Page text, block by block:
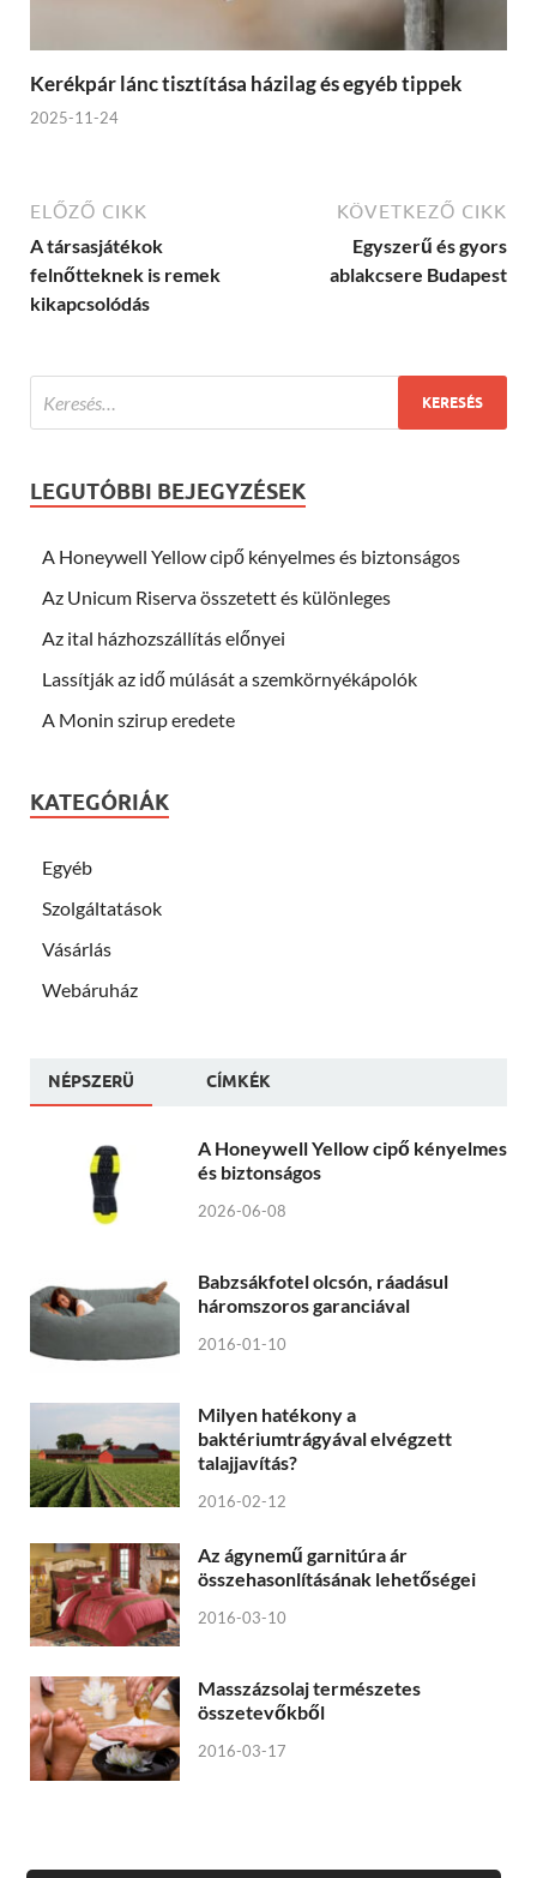
Kerékpár lánc tisztítása házilag és egyéb tippek
2025-11-24
ELŐZŐ CIKK
A társasjátékok
felnőtteknek is remek
kikapcsolódás
KÖVETKEZŐ CIKK
Egyszerű és gyors
ablakcsere Budapest
LEGUTÓBBI BEJEGYZÉSEK
A Honeywell Yellow cipő kényelmes és biztonságos
Az Unicum Riserva összetett és különleges
Az ital házhozszállítás előnyei
Lassítják az idő múlását a szemkörnyékápolók
A Monin szirup eredete
KATEGÓRIÁK
Egyéb
Szolgáltatások
Vásárlás
Webáruház
NÉPSZERÜ CÍMKÉK
A Honeywell Yellow cipő kényelmes
és biztonságos
2026-06-08
Babzsákfotel olcsón, ráadásul
háromszoros garanciával
2016-01-10
Milyen hatékony a
baktériumtrágyával elvégzett
talajjavítás?
2016-02-12
Az ágynemű garnitúra ár
összehasonlításának lehetőségei
2016-03-10
Masszázsolaj természetes
összetevőkből
2016-03-17